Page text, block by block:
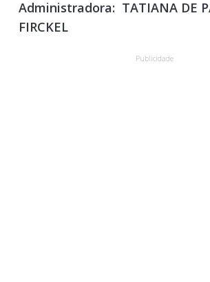
Administradora: TATIANA DE
FIRCKEL
Publicidade